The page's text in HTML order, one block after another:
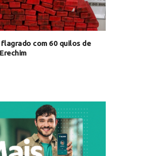
com 60 quilos de